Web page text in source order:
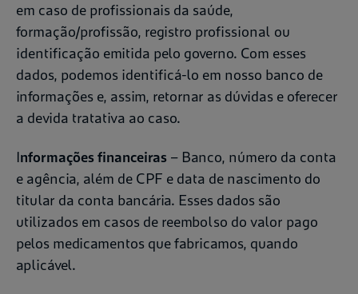
em caso de profissionais da saúde,
formação/profissão, registro profissional ou
identificação emitida pelo governo. Com esses
dados, podemos identificá-lo em nosso banco de
informações e, assim, retornar as dúvidas e oferecer
a devida tratativa ao caso.
Informações financeiras – Banco, número da conta
e agência, além de CPF e data de nascimento do
titular da conta bancária. Esses dados são
utilizados em casos de reembolso do valor pago
pelos medicamentos que fabricamos, quando
aplicável.